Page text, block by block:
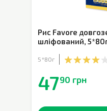
Рис Favore
шліфований,
5*80г
4790 грн